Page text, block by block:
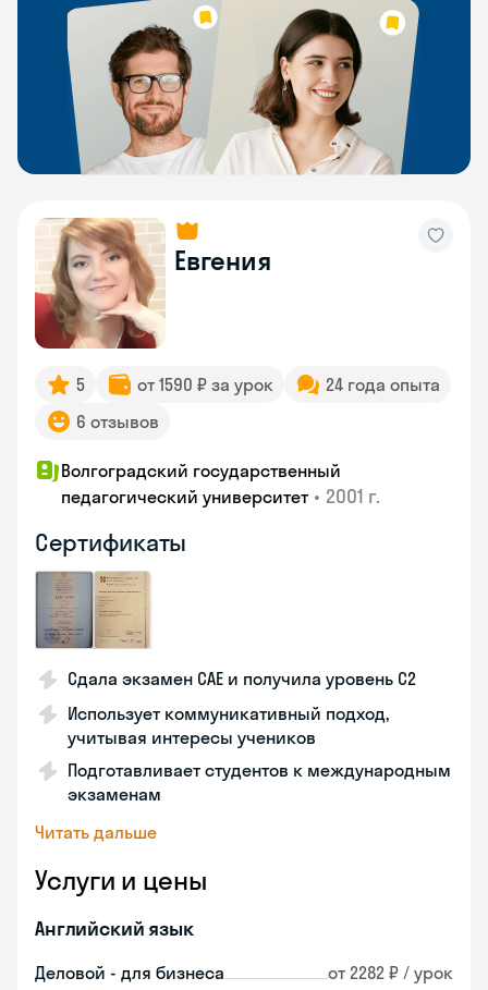
Евгения
5 от 1590 ₽ за урок
24 года опыта
6 отзывов
Волгоградский государственный
педагогический университет • 2001 г.
Сертификаты
Сдала экзамен CAE и получила уровень С2
Использует коммуникативный подход,
учитывая интересы учеников
Подготавливает студентов к международным
экзаменам
Читать дальше
Услуги и цены
Английский язык
Деловой - для бизнеса от 2282 ₽ / урок